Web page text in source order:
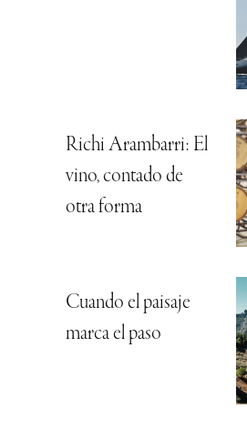
Richi Arambarri: El
vino, contado de
otra forma
Cuando el paisaje
marca el paso